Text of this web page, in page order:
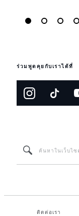
ร่วมพูดคุยกับเราได้ที่
ติดต่อเรา